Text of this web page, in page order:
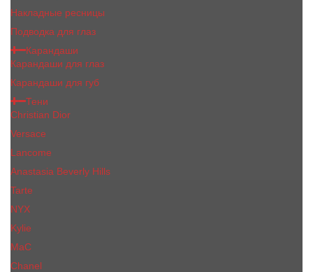
Накладные ресницы
Подводка для глаз
Карандаши
Карандаши для глаз
Карандаши для губ
Тени
Christian Dior
Versace
Lancome
Anastasia Beverly Hills
Tarte
NYX
Kylie
MaC
Сhanеl